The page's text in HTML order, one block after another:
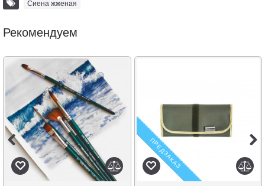
Сиена жженая
Рекомендуем
ПРЕДЗАКАЗ